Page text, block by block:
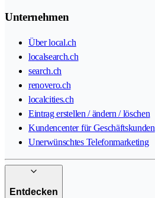
Unternehmen
Über local.ch
localsearch.ch
search.ch
renovero.ch
localcities.ch
Eintrag erstellen / ändern / löschen
Kundencenter für Geschäftskunden
Unerwünschtes Telefonmarketing
Entdecken